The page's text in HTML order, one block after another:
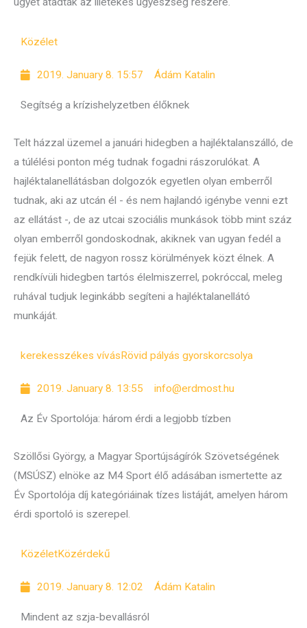
Közélet
2019. January 8. 15:57 Ádám Katalin
Segítség a krízishelyzetben élőknek
Telt házzal üzemel a januári hidegben a hajléktalanszálló, de
a túlélési ponton még tudnak fogadni rászorulókat. A
hajléktalanellátásban dolgozók egyetlen olyan emberről
tudnak, aki az utcán él - és nem hajlandó igénybe venni ezt
az ellátást -, de az utcai szociális munkások több mint száz
olyan emberről gondoskodnak, akiknek van ugyan fedél a
fejük felett, de nagyon rossz körülmények közt élnek. A
rendkívüli hidegben tartós élelmiszerrel, pokróccal, meleg
ruhával tudjuk leginkább segíteni a hajléktalanellátó
munkáját.
kerekesszékes vívásRövid pályás gyorskorcsolya
2019. January 8. 13:55 info@erdmost.hu
Az Év Sportolója: három érdi a legjobb tízben
Szöllősi György, a Magyar Sportújságírók Szövetségének
(MSÚSZ) elnöke az M4 Sport élő adásában ismertette az
Év Sportolója díj kategóriáinak tízes listáját, amelyen három
érdi sportoló is szerepel.
KözéletKözérdekű
2019. January 8. 12:02 Ádám Katalin
Mindent az szja-bevallásról